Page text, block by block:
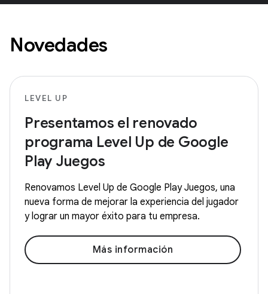
Novedades
LEVEL UP
Presentamos el renovado
programa Level Up de Google
Play Juegos
Renovamos Level Up de Google Play Juegos, una
nueva forma de mejorar la experiencia del jugador
y lograr un mayor éxito para tu empresa.
Más información